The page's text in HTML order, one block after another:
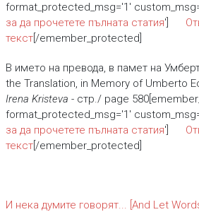
format_protected_msg='1'
за да прочетете пълната статия']
текст[/emember_protected]
В името на превода, в памет на
the Translation, in Memory of Umberto
Irena Kristeva - стр./ page
format_protected_msg='1'
за да прочетете пълната статия']
текст[/emember_protected]
И нека думите говорят... [And Let